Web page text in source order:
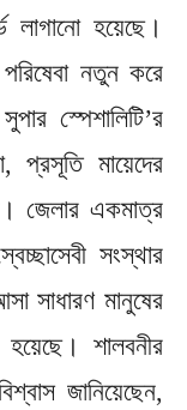
লাগানো হয়েছে।
নতুন করে
স্পেশালিটি’র
প্রসূতি মায়েদের
জেলার একমাত্র
সংস্থার
সাধারণ মানুষের
শালবনীর
জানিয়েছেন,